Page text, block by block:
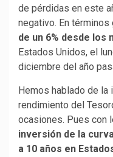
de pérdidas en este
negativo. En términos
de un 6% desde los
Estados Unidos, el
diciembre del año
Hemos hablado de la
rendimiento del
ocasiones. Pues con
inversión de la
a 10 años en